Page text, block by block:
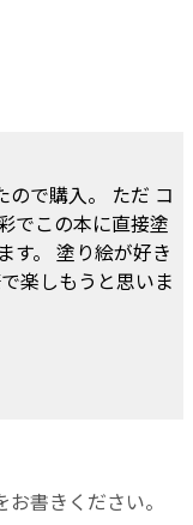
で購入。 ただ コ
でこの本に直接塗
す。 塗り絵が好き
楽しもうと思いま
書きください。